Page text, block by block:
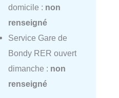
domicile : non
renseigné
Service Gare de
Bondy RER ouvert
dimanche : non
renseigné